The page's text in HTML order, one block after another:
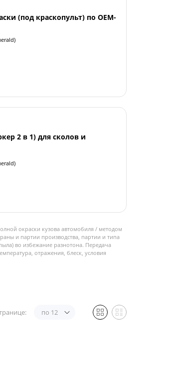
(под краскопульт) по OEM-
2 в 1) для сколов и
окраски кузова автомобиля / методом
и партии производства, партии и типа
во избежание разнотона. Передача
отражения, блеск, условия
по 12